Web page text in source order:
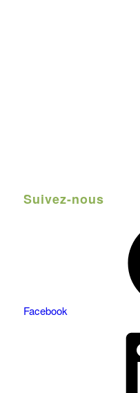
Suivez-nous
Facebook